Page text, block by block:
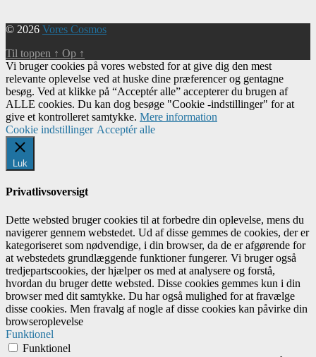
© 2026 Vores Cosmos
Til toppen ↑ Op ↑
Vi bruger cookies på vores websted for at give dig den mest
relevante oplevelse ved at huske dine præferencer og gentagne
besøg. Ved at klikke på “Acceptér alle” accepterer du brugen af ​​
ALLE cookies. Du kan dog besøge "Cookie -indstillinger" for at
give et kontrolleret samtykke. Mere information
Cookie indstillinger Acceptér alle
Luk
Privatlivsoversigt
Dette websted bruger cookies til at forbedre din oplevelse, mens du
navigerer gennem webstedet. Ud af disse gemmes de cookies, der er
kategoriseret som nødvendige, i din browser, da de er afgørende for
at webstedets grundlæggende funktioner fungerer. Vi bruger også
tredjepartscookies, der hjælper os med at analysere og forstå,
hvordan du bruger dette websted. Disse cookies gemmes kun i din
browser med dit samtykke. Du har også mulighed for at fravælge
disse cookies. Men fravalg af nogle af disse cookies kan påvirke din
browseroplevelse
Funktionel
Funktionel